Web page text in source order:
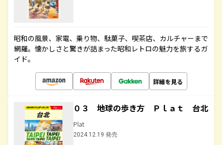
昭和の風景、家電、乗り物、駄菓子、喫茶店、カルチャーまで
網羅。懐かしさと驚きが詰まった昭和レトロの魅力を旅するガ
イド。
詳細を見る
０３ 地球の歩き方 Ｐｌａｔ 台北
Plat
2024.12.19 発売